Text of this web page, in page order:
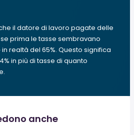
il datore di lavoro pagate delle
prima le tasse sembravano
realtà del 65%. Questo significa
in più di tasse di quanto
anche